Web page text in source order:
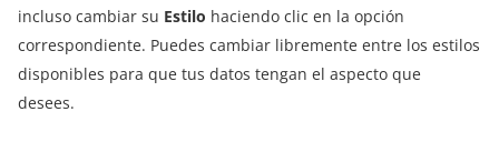
incluso cambiar su Estilo haciendo clic en la opción
correspondiente. Puedes cambiar libremente entre los estilos
disponibles para que tus datos tengan el aspecto que
desees.